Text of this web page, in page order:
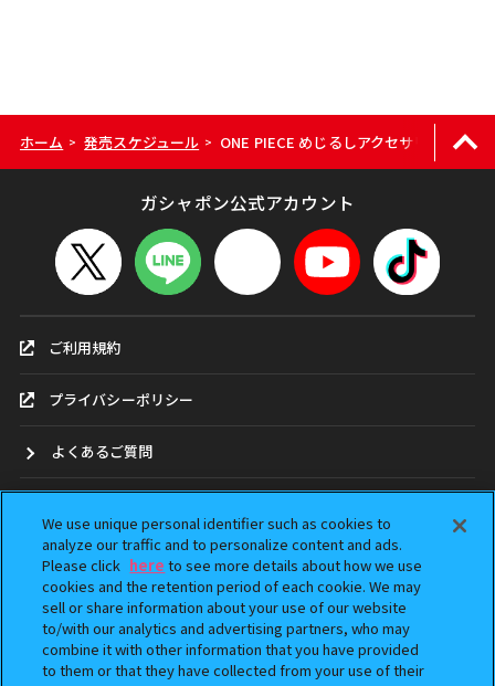
ホーム > 発売スケジュール > ONE PIECE めじるしアクセサリー2
ガシャポン公式アカウント
ご利用規約
プライバシーポリシー
よくあるご質問
ガシャポンどこ？
アンケート
ウェブアクセシビリティ方針
We use unique personal identifier such as cookies to
analyze our traffic and to personalize content and ads.
Please click here to see more details about how we use
cookies and the retention period of each cookie. We may
sell or share information about your use of our website
to/with our analytics and advertising partners, who may
combine it with other information that you have provided
to them or that they have collected from your use of their